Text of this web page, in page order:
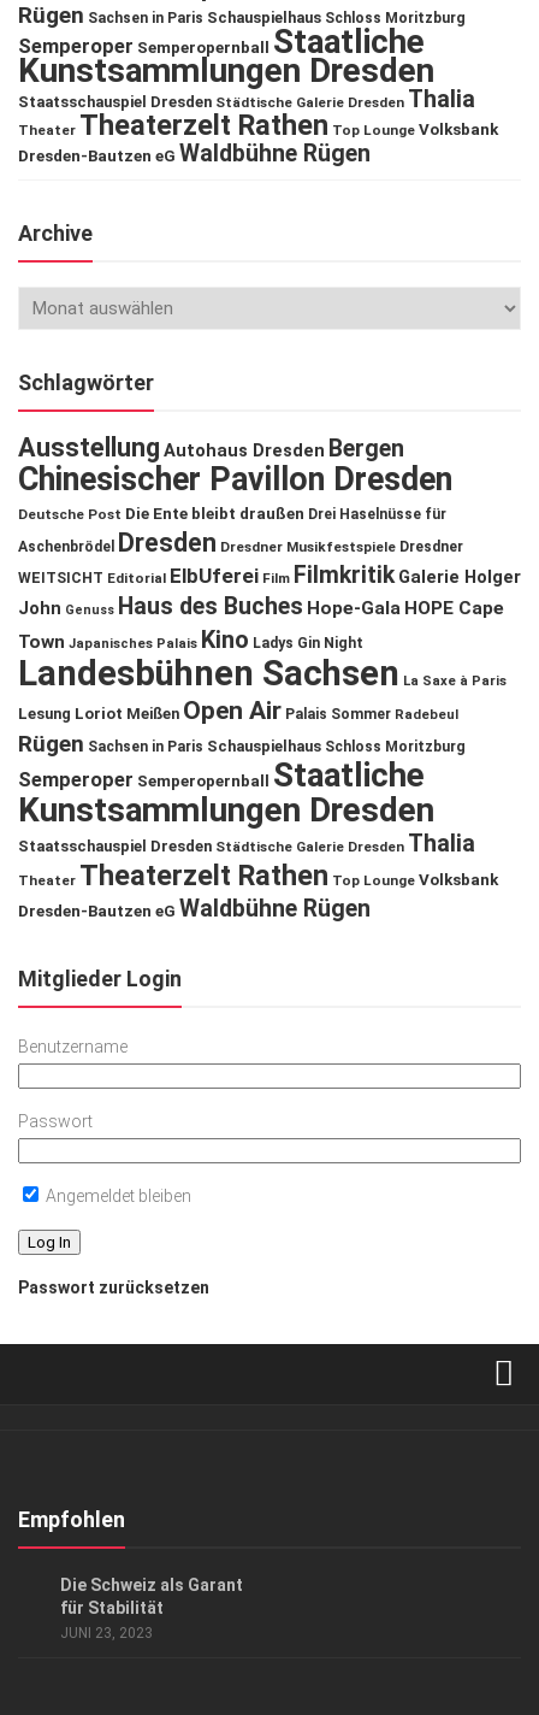
Rügen Sachsen in Paris Schauspielhaus Schloss Moritzburg
Semperoper Semperopernball Staatliche
Kunstsammlungen Dresden
Staatsschauspiel Dresden Städtische Galerie Dresden Thalia
Theater Theaterzelt Rathen Top Lounge Volksbank
Dresden-Bautzen eG Waldbühne Rügen
Archive
Schlagwörter
Ausstellung Autohaus Dresden Bergen
Chinesischer Pavillon Dresden
Deutsche Post Die Ente bleibt draußen Drei Haselnüsse für
Aschenbrödel
Dresden Dresdner Musikfestspiele Dresdner
WEITSICHT Editorial ElbUferei Film Filmkritik Galerie Holger
John Genuss Haus des Buches Hope-Gala HOPE Cape
Town Japanisches Palais Kino Ladys Gin Night
Landesbühnen Sachsen La Saxe à Paris
Lesung Loriot Meißen Open Air Palais Sommer Radebeul
Rügen Sachsen in Paris Schauspielhaus Schloss Moritzburg
Semperoper Semperopernball
Staatliche
Kunstsammlungen Dresden
Staatsschauspiel Dresden Städtische Galerie Dresden Thalia
Theater Theaterzelt Rathen Top Lounge Volksbank
Dresden-Bautzen eG Waldbühne Rügen
Mitglieder Login
Benutzername
Passwort
Angemeldet bleiben
Passwort zurücksetzen
Kontakt, Impressum
Empfohlen
Die Schweiz als Garant
für Stabilität
JUNI 23, 2023